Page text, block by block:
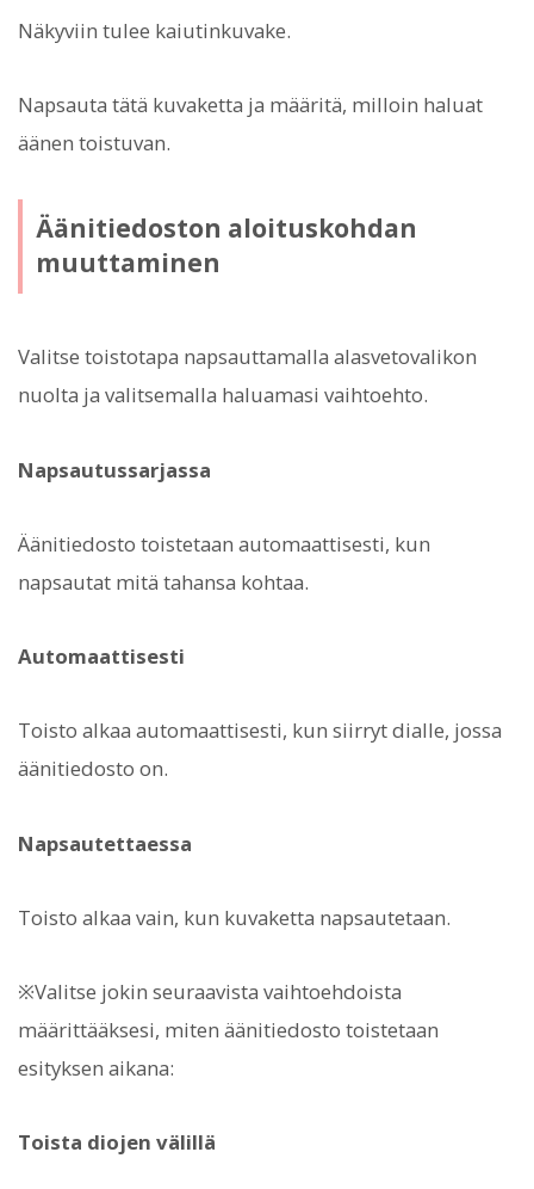
Näkyviin tulee kaiutinkuvake.
Napsauta tätä kuvaketta ja määritä, milloin haluat
äänen toistuvan.
Äänitiedoston aloituskohdan
muuttaminen
Valitse toistotapa napsauttamalla alasvetovalikon
nuolta ja valitsemalla haluamasi vaihtoehto.
Napsautussarjassa
Äänitiedosto toistetaan automaattisesti, kun
napsautat mitä tahansa kohtaa.
Automaattisesti
Toisto alkaa automaattisesti, kun siirryt dialle, jossa
äänitiedosto on.
Napsautettaessa
Toisto alkaa vain, kun kuvaketta napsautetaan.
※Valitse jokin seuraavista vaihtoehdoista
määrittääksesi, miten äänitiedosto toistetaan
esityksen aikana:
Toista diojen välillä